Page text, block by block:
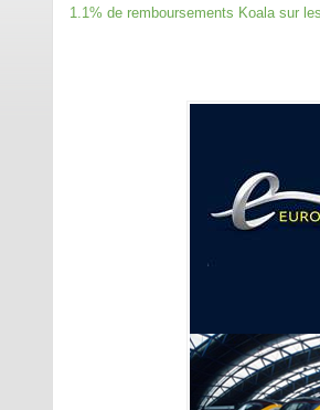
1.1% de remboursements Koala sur